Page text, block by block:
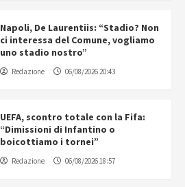
Napoli, De Laurentiis: “Stadio? Non
ci interessa del Comune, vogliamo
uno stadio nostro”
Redazione 06/08/2026 20:43
UEFA, scontro totale con la Fifa:
“Dimissioni di Infantino o
boicottiamo i tornei”
Redazione 06/08/2026 18:57